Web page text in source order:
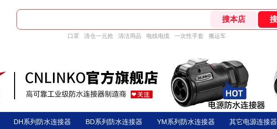
口罩 清仓一元抢 清洁用品 电线电缆 一次性手套 搬运车
DH系列防水连接器 BD系列防水连接器 YM系列防水连接器 其它电源连接器